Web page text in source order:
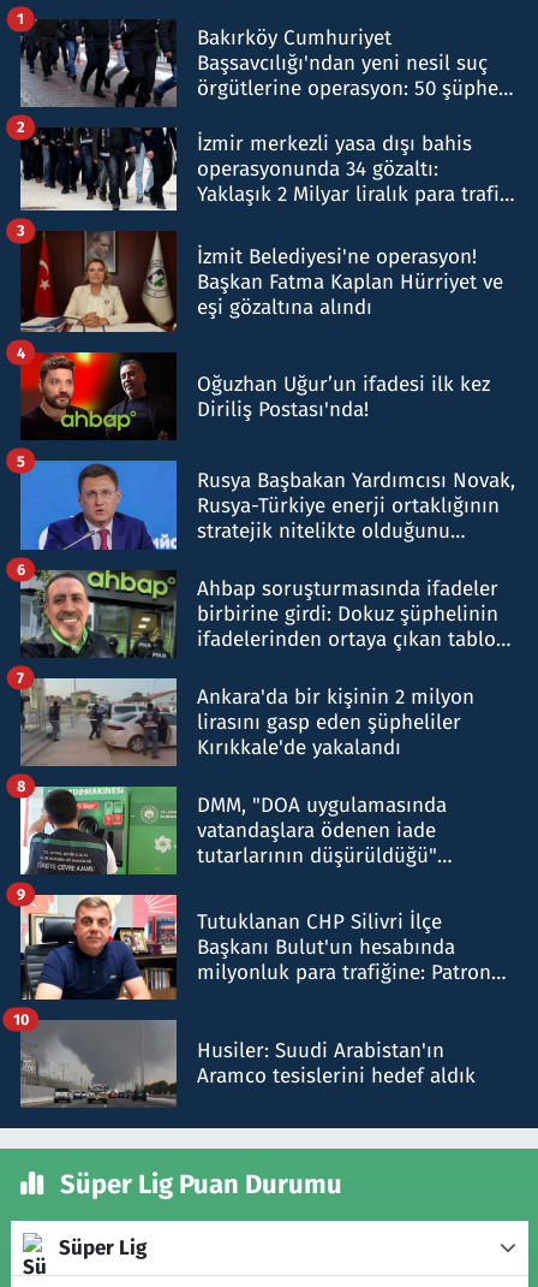
Bakırköy Cumhuriyet
Başsavcılığı'ndan yeni nesil suç
örgütlerine operasyon: 50 şüpheli
1
İzmir merkezli yasa dışı bahis
operasyonunda 34 gözaltı:
Yaklaşık 2 Milyar liralık para trafiği
2
İzmit Belediyesi'ne operasyon!
Başkan Fatma Kaplan Hürriyet ve
eşi gözaltına alındı
3
Oğuzhan Uğur’un ifadesi ilk kez
Diriliş Postası'nda!
4
Rusya Başbakan Yardımcısı Novak,
Rusya-Türkiye enerji ortaklığının
stratejik nitelikte olduğunu
5
Ahbap soruşturmasında ifadeler
birbirine girdi: Dokuz şüphelinin
ifadelerinden ortaya çıkan tablo
6
Ankara'da bir kişinin 2 milyon
lirasını gasp eden şüpheliler
Kırıkkale'de yakalandı
7
DMM, "DOA uygulamasında
vatandaşlara ödenen iade
tutarlarının düşürüldüğü"
8
Tutuklanan CHP Silivri İlçe
Başkanı Bulut'un hesabında
milyonluk para trafiğine: Patron
9
Husiler: Suudi Arabistan'ın
Aramco tesislerini hedef aldık
10
Süper Lig Puan Durumu
Süper Lig